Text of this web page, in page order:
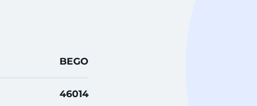
BEGO
46014